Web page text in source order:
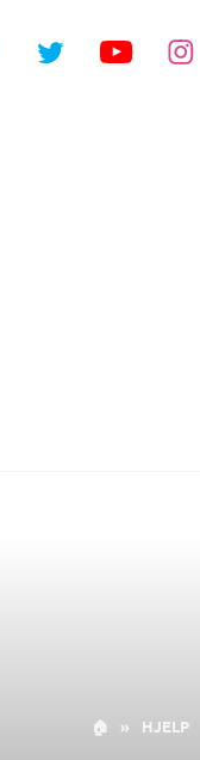
🏠 » HJELP